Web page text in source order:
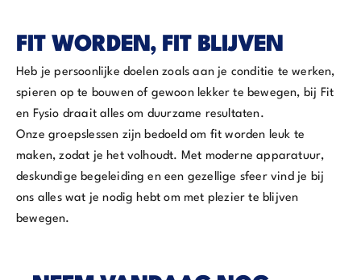
FIT WORDEN, FIT BLIJVEN
Heb je persoonlijke doelen zoals aan je conditie te werken,
spieren op te bouwen of gewoon lekker te bewegen, bij Fit
en Fysio draait alles om duurzame resultaten.
Onze groepslessen zijn bedoeld om fit worden leuk te
maken, zodat je het volhoudt. Met moderne apparatuur,
deskundige begeleiding en een gezellige sfeer vind je bij
ons alles wat je nodig hebt om met plezier te blijven
bewegen.